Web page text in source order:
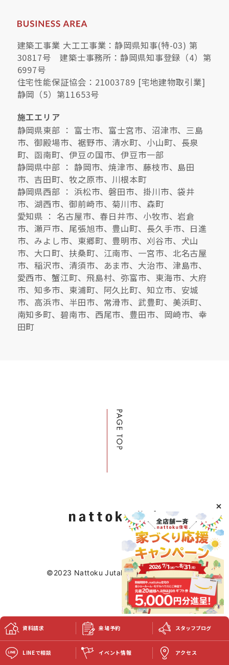
生涯続く安心のアフターフォロー
ラインナップ
Groovin’
nattoku住宅25周年記念モデル
Glass Arts
Blue Style
キママプラス
納得リフォームスタジオ nattoku リノベ
分譲住宅･不動産 スタッフブログ
施工事例
採用情報
CLOSE
建築工事業 大工工事業：静岡県知事(特-03) 第
30817号 建築士事務所：静岡県知事登録（4）第
6997号
住宅性能保証協会：21003789 [宅地建物取引業]
静岡（5）第11653号
施工エリア
静岡県東部 ： 富士市、富士宮市、沼津市、三島
市、御殿場市、裾野市、清水町、小山町、長泉
町、函南町、伊豆の国市、伊豆市一部
静岡県中部 ： 静岡市、焼津市、藤枝市、島田
市、吉田町、牧之原市、川根本町
静岡県西部 ： 浜松市、磐田市、掛川市、袋井
市、湖西市、御前崎市、菊川市、森町
愛知県 ： 名古屋市、春日井市、小牧市、岩倉
市、瀬戸市、尾張旭市、豊山町、長久手市、日進
市、みよし市、東郷町、豊明市、刈谷市、犬山
市、大口町、扶桑町、江南市、一宮市、北名古屋
市、稲沢市、清須市、あま市、大治市、津島市、
愛西市、蟹江町、飛島村、弥富市、東海市、大府
市、知多市、東浦町、阿久比町、知立市、安城
市、高浜市、半田市、常滑市、武豊町、美浜町、
南知多町、碧南市、西尾市、豊田市、岡崎市、幸
田町
©2023 Nattoku Jutaku Kobo Co., Ltd.
資料請求 来場予約 スタッフブログ
LINEで相談 イベント情報 アクセス